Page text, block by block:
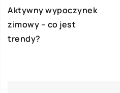
Aktywny wypoczynek
zimowy – co jest
trendy?